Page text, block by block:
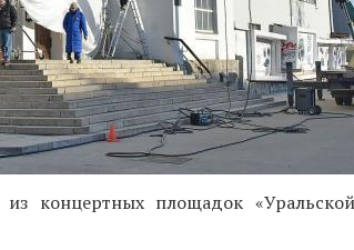
из концертных площадок